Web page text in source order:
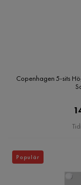
Copenhagen 5-sits
Populär